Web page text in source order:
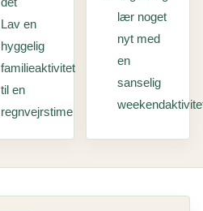
Lav en
hyggelig
familieaktivitet
til en
regnvejrstime
lær noget
nyt med
en
sanselig